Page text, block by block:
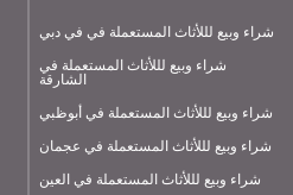
شراء وبيع لللأثاث المستعملة في في دبي
شراء وبيع لللأثاث المستعملة في
الشارقة
شراء وبيع لللأثاث المستعملة في أبوظبي
شراء وبيع لللأثاث المستعملة في عجمان
شراء وبيع لللأثاث المستعملة في العين